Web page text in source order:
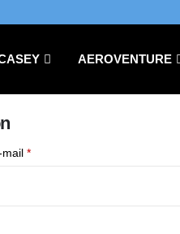
AEROVENTURE
mail*